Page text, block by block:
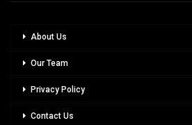
About Us
Our Team
Privacy Policy
Contact Us